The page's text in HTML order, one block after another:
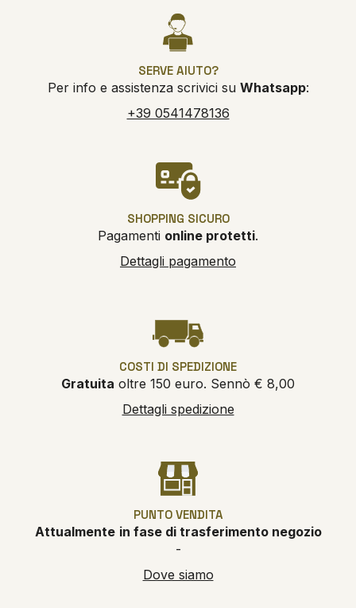
SERVE AIUTO?
Per info e assistenza scrivici su Whatsapp:
+39 0541478136
SHOPPING SICURO
Pagamenti online protetti.
Dettagli pagamento
COSTI DI SPEDIZIONE
Gratuita oltre 150 euro. Sennò € 8,00
Dettagli spedizione
PUNTO VENDITA
Attualmente in fase di trasferimento negozio
-
Dove siamo